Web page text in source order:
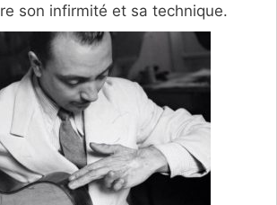
son infirmité et sa technique.